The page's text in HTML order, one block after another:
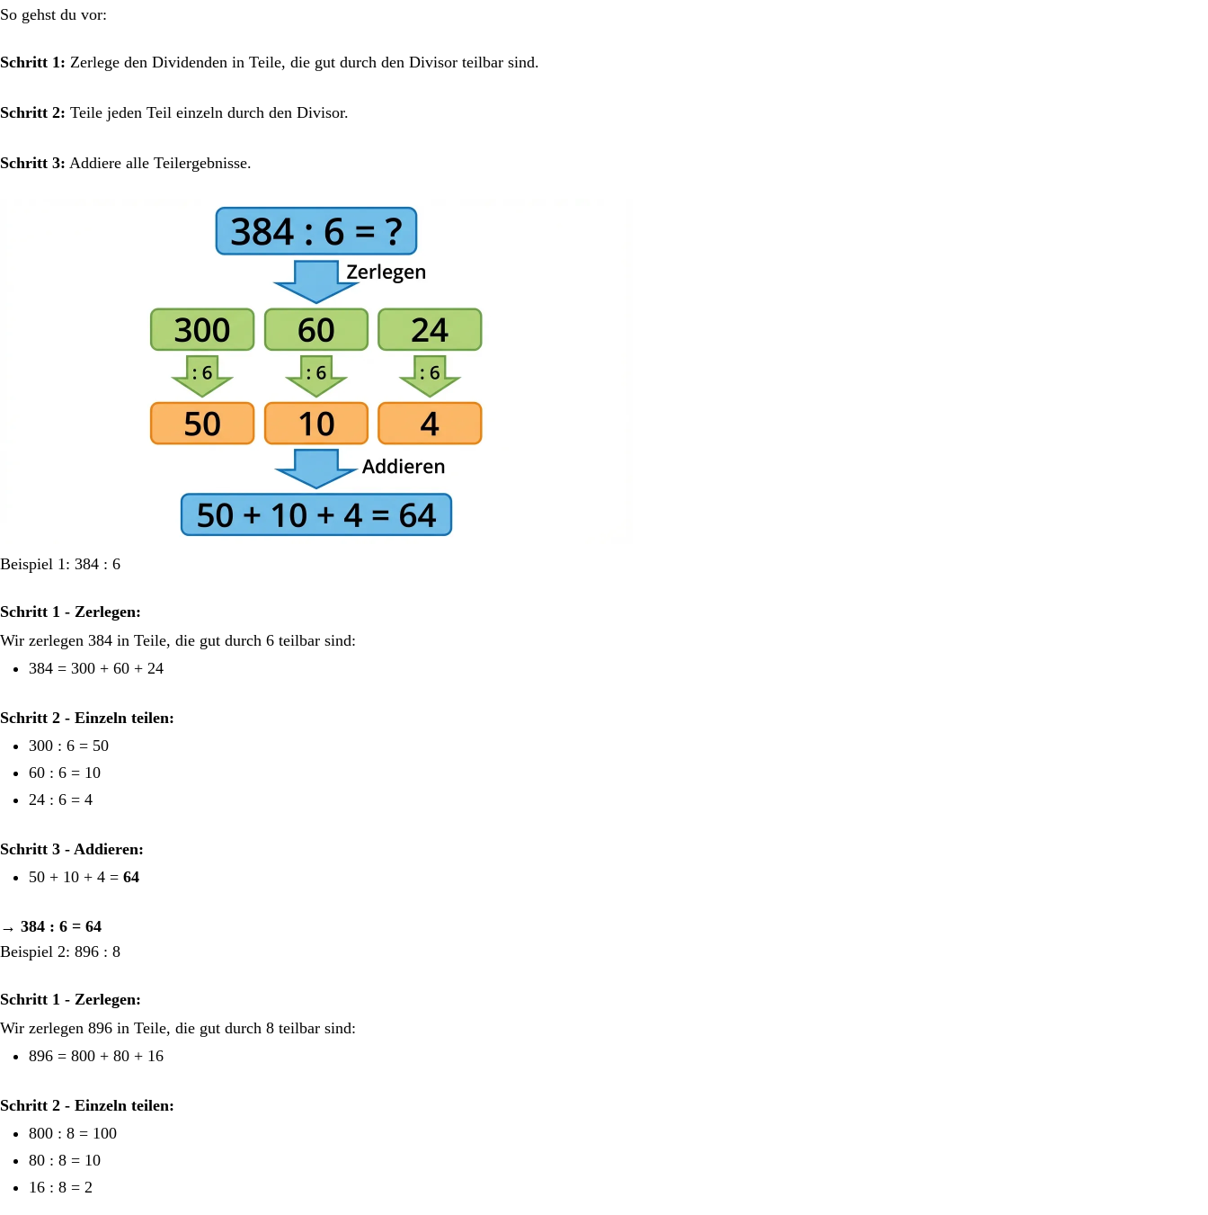
So gehst du vor:
Schritt 1: Zerlege den Dividenden in Teile, die gut durch den Divisor teilbar sind.
Schritt 2: Teile jeden Teil einzeln durch den Divisor.
Schritt 3: Addiere alle Teilergebnisse.
Beispiel 1: 384 : 6
Schritt 1 - Zerlegen:
Wir zerlegen 384 in Teile, die gut durch 6 teilbar sind:
384 = 300 + 60 + 24
Schritt 2 - Einzeln teilen:
300 : 6 = 50
60 : 6 = 10
24 : 6 = 4
Schritt 3 - Addieren:
50 + 10 + 4 = 64
→ 384 : 6 = 64
Beispiel 2: 896 : 8
Schritt 1 - Zerlegen:
Wir zerlegen 896 in Teile, die gut durch 8 teilbar sind:
896 = 800 + 80 + 16
Schritt 2 - Einzeln teilen:
800 : 8 = 100
80 : 8 = 10
16 : 8 = 2